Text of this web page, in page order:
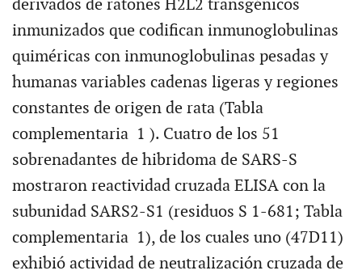
derivados de ratones H2L2 transgénicos
inmunizados que codifican inmunoglobulinas
quiméricas con inmunoglobulinas pesadas y
humanas variables cadenas ligeras y regiones
constantes de origen de rata (Tabla
complementaria 1 ). Cuatro de los 51
sobrenadantes de hibridoma de SARS-S
mostraron reactividad cruzada ELISA con la
subunidad SARS2-S1 (residuos S 1-681; Tabla
complementaria 1), de los cuales uno (47D11)
exhibió actividad de neutralización cruzada de